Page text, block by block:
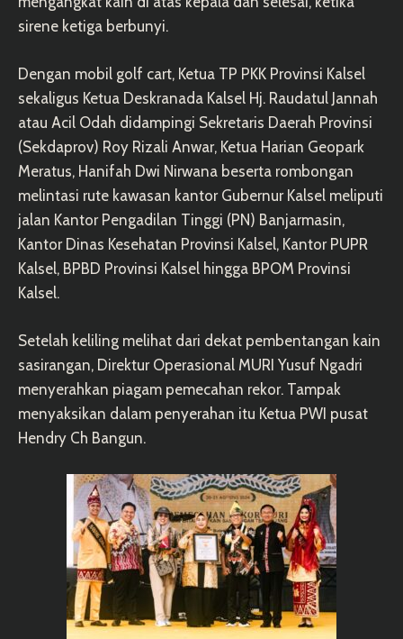
sirene ketiga berbunyi.
Dengan mobil golf cart, Ketua TP PKK Provinsi Kalsel
sekaligus Ketua Deskranada Kalsel Hj. Raudatul Jannah
atau Acil Odah didampingi Sekretaris Daerah Provinsi
(Sekdaprov) Roy Rizali Anwar, Ketua Harian Geopark
Meratus, Hanifah Dwi Nirwana beserta rombongan
melintasi rute kawasan kantor Gubernur Kalsel meliputi
jalan Kantor Pengadilan Tinggi (PN) Banjarmasin,
Kantor Dinas Kesehatan Provinsi Kalsel, Kantor PUPR
Kalsel, BPBD Provinsi Kalsel hingga BPOM Provinsi
Kalsel.
Setelah keliling melihat dari dekat pembentangan kain
sasirangan, Direktur Operasional MURI Yusuf Ngadri
menyerahkan piagam pemecahan rekor. Tampak
menyaksikan dalam penyerahan itu Ketua PWI pusat
Hendry Ch Bangun.